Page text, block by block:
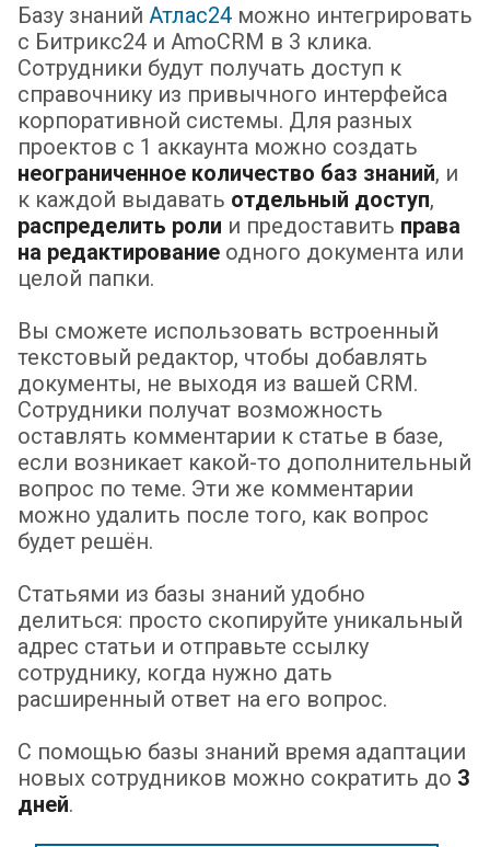
Базу знаний Атлас24 можно интегрировать
с Битрикс24 и AmoCRM в 3 клика.
Сотрудники будут получать доступ к
справочнику из привычного интерфейса
корпоративной системы. Для разных
проектов с 1 аккаунта можно создать
неограниченное количество баз знаний, и
к каждой выдавать отдельный доступ,
распределить роли и предоставить права
на редактирование одного документа или
целой папки.
Вы сможете использовать встроенный
текстовый редактор, чтобы добавлять
документы, не выходя из вашей CRM.
Сотрудники получат возможность
оставлять комментарии к статье в базе,
если возникает какой-то дополнительный
вопрос по теме. Эти же комментарии
можно удалить после того, как вопрос
будет решён.
Статьями из базы знаний удобно
делиться: просто скопируйте уникальный
адрес статьи и отправьте ссылку
сотруднику, когда нужно дать
расширенный ответ на его вопрос.
С помощью базы знаний время адаптации
новых сотрудников можно сократить до 3
дней.